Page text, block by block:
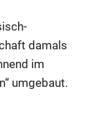
damals
im
umgebaut.